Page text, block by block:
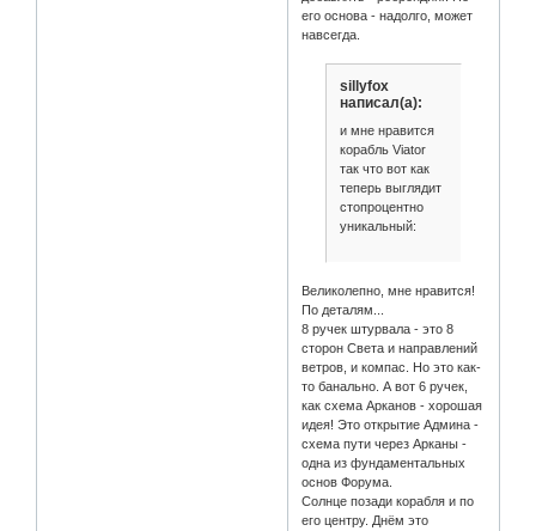
его основа - надолго, может
навсегда.
sillyfox
написал(а):
и мне нравится
корабль Viator
так что вот как
теперь выглядит
стопроцентно
уникальный:
Великолепно, мне нравится!
По деталям...
8 ручек штурвала - это 8
сторон Света и направлений
ветров, и компас. Но это как-
то банально. А вот 6 ручек,
как схема Арканов - хорошая
идея! Это открытие Админа -
схема пути через Арканы -
одна из фундаментальных
основ Форума.
Солнце позади корабля и по
его центру. Днём это